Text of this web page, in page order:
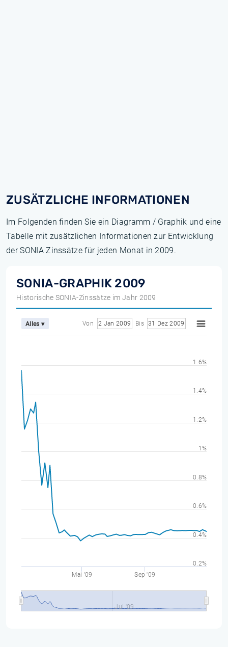
ZUSÄTZLICHE INFORMATIONEN
Im Folgenden finden Sie ein Diagramm / Graphik und eine
Tabelle mit zusätzlichen Informationen zur Entwicklung
der SONIA Zinssätze für jeden Monat in 2009.
SONIA-GRAPHIK 2009
Historische SONIA-Zinssätze im Jahr 2009
Alles ▾ Von 2 Jan 2009 Bis 31 Dez 2009
Mai '09 Sep '09
Jul '09
0.2%
0.4%
0.6%
0.8%
1%
1.2%
1.4%
1.6%